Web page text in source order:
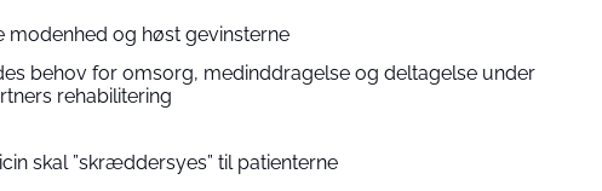
modenhed og høst gevinsterne
behov for omsorg, medinddragelse og deltagelse under
rehabilitering
skal ”skræddersyes” til patienterne